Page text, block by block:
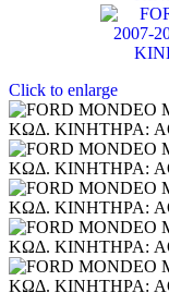
Click to enlarge